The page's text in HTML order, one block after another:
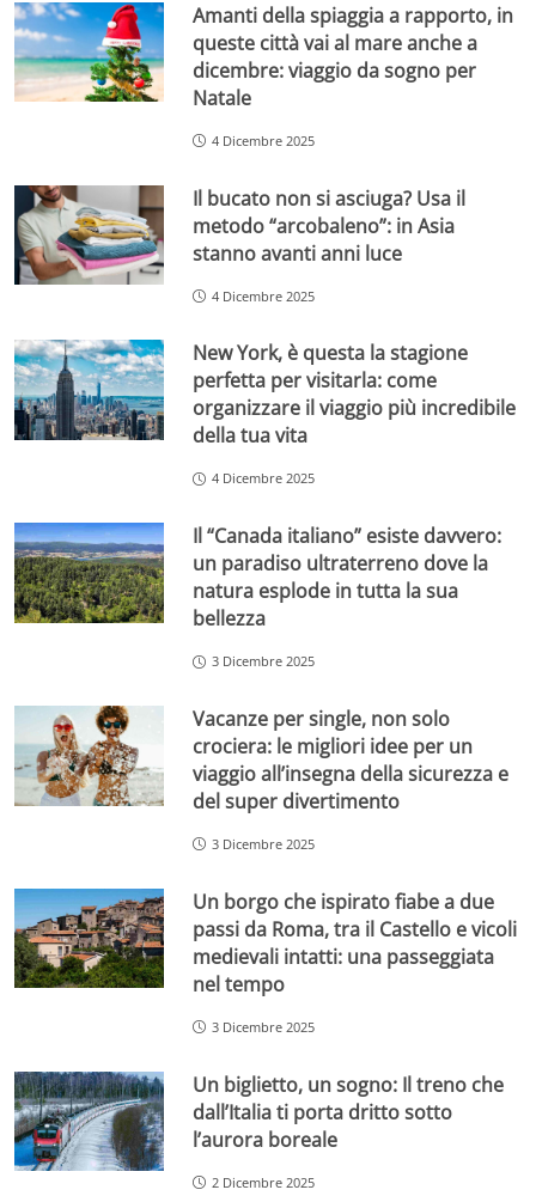
Amanti della spiaggia a rapporto, in
queste città vai al mare anche a
dicembre: viaggio da sogno per
Natale
4 Dicembre 2025
Il bucato non si asciuga? Usa il
metodo “arcobaleno”: in Asia
stanno avanti anni luce
4 Dicembre 2025
New York, è questa la stagione
perfetta per visitarla: come
organizzare il viaggio più incredibile
della tua vita
4 Dicembre 2025
Il “Canada italiano” esiste davvero:
un paradiso ultraterreno dove la
natura esplode in tutta la sua
bellezza
3 Dicembre 2025
Vacanze per single, non solo
crociera: le migliori idee per un
viaggio all’insegna della sicurezza e
del super divertimento
3 Dicembre 2025
Un borgo che ispirato fiabe a due
passi da Roma, tra il Castello e vicoli
medievali intatti: una passeggiata
nel tempo
3 Dicembre 2025
Un biglietto, un sogno: Il treno che
dall’Italia ti porta dritto sotto
l’aurora boreale
2 Dicembre 2025